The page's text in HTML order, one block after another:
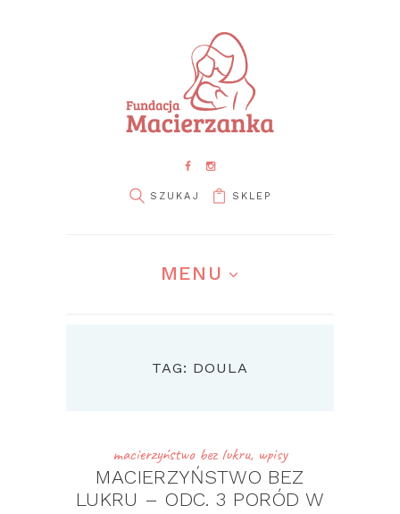
SKLEP
MENU
TAG: DOULA
macierzyństwo bez lukru, wpisy
MACIERZYŃSTWO BEZ
LUKRU – ODC. 3 PORÓD W